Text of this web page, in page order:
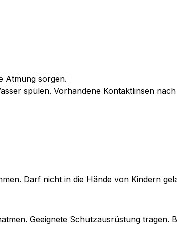
Atmung sorgen.
spülen. Vorhandene Kontaktlinsen
Darf nicht in die Hände von Kindern
Geeignete Schutzausrüstung tragen.